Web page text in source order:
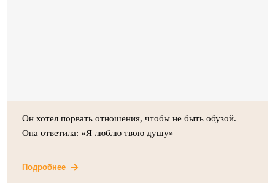
Он хотел порвать отношения, чтобы не быть обузой.
Она ответила: «Я люблю твою душу»
Подробнее